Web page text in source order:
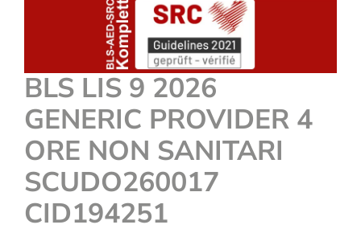
BLS LIS 9 2026
GENERIC PROVIDER 4
ORE NON SANITARI
SCUDO260017
CID194251